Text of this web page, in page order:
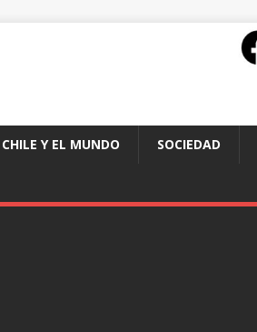
CHILE Y EL MUNDO SOCIEDAD